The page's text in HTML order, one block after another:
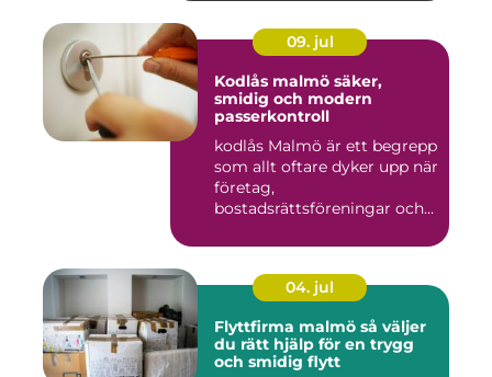
09. jul
Kodlås malmö säker,
smidig och modern
passerkontroll
kodlås Malmö är ett begrepp
som allt oftare dyker upp när
företag,
bostadsrättsföreningar och
04. jul
Flyttfirma malmö så väljer
du rätt hjälp för en trygg
och smidig flytt